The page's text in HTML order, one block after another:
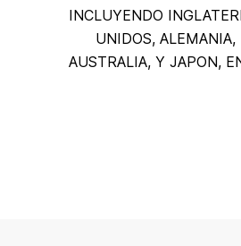
INCLUYENDO
UNIDOS, ALEMANIA,
AUSTRALIA, Y JAPON,